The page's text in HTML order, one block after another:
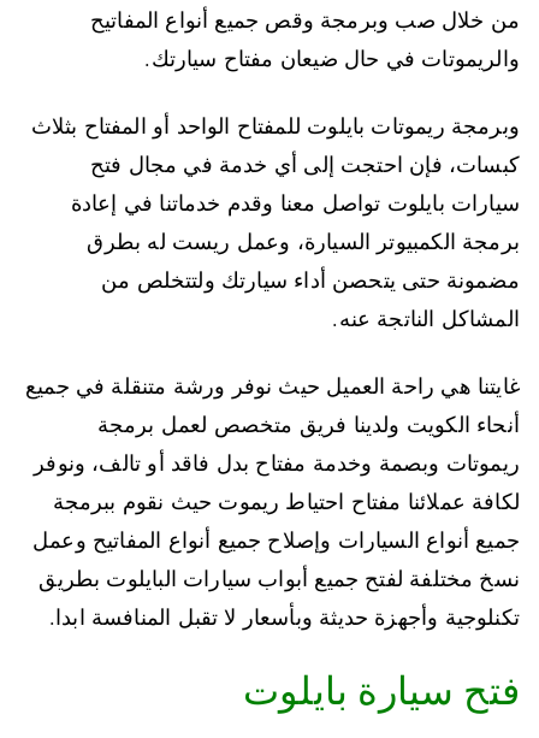
من خلال صب وبرمجة وقص جميع أنواع المفاتيح
والريموتات في حال ضيعان مفتاح سيارتك.
وبرمجة ريموتات بايلوت للمفتاح الواحد أو المفتاح بثلاث
كبسات، فإن احتجت إلى أي خدمة في مجال فتح
سيارات بايلوت تواصل معنا وقدم خدماتنا في إعادة
برمجة الكمبيوتر السيارة، وعمل ريست له بطرق
مضمونة حتى يتحصن أداء سيارتك ولتتخلص من
المشاكل الناتجة عنه.
غايتنا هي راحة العميل حيث نوفر ورشة متنقلة في جميع
أنحاء الكويت ولدينا فريق متخصص لعمل برمجة
ريموتات وبصمة وخدمة مفتاح بدل فاقد أو تالف، ونوفر
لكافة عملائنا مفتاح احتياط ريموت حيث نقوم ببرمجة
جميع أنواع السيارات وإصلاح جميع أنواع المفاتيح وعمل
نسخ مختلفة لفتح جميع أبواب سيارات البايلوت بطريق
تكنلوجية وأجهزة حديثة وبأسعار لا تقبل المنافسة ابدا.
فتح سيارة بايلوت